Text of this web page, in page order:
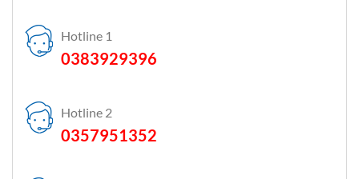
Hotline 1
0383929396
Hotline 2
0357951352